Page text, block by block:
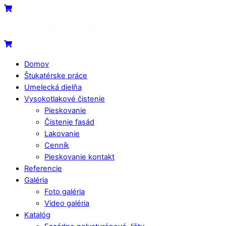
Skip
Menu
Cart
Cart
Domov
Štukatérske práce
Umelecká dielňa
Vysokotlakové čistenie
Pieskovanie
Čistenie fasád
Lakovanie
Cenník
Pieskovanie kontakt
Referencie
Galéria
Foto galéria
Video galéria
Katalóg